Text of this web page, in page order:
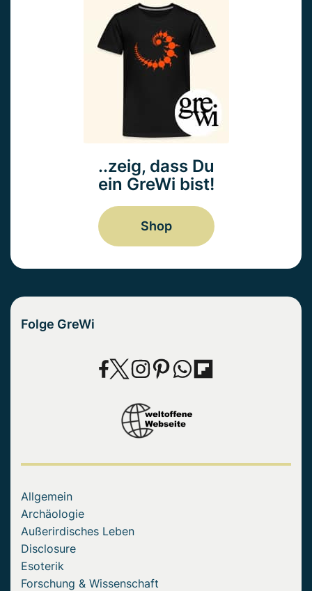
..zeig, dass Du
ein GreWi bist!
Shop
Folge GreWi
Allgemein
Archäologie
Außerirdisches Leben
Disclosure
Esoterik
Forschung & Wissenschaft